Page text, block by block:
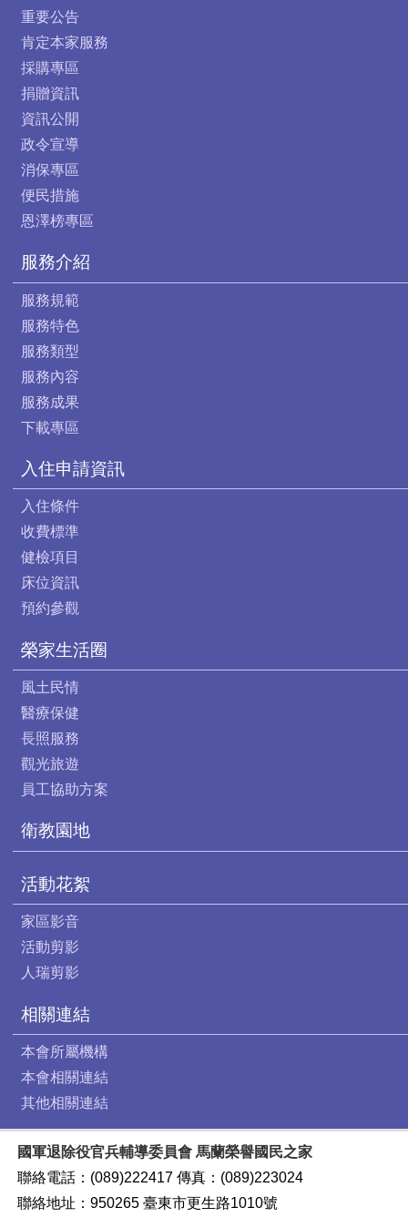
重要公告
肯定本家服務
採購專區
捐贈資訊
資訊公開
政令宣導
消保專區
便民措施
恩澤榜專區
服務介紹
服務規範
服務特色
服務類型
服務內容
服務成果
下載專區
入住申請資訊
入住條件
收費標準
健檢項目
床位資訊
預約參觀
榮家生活圈
風土民情
醫療保健
長照服務
觀光旅遊
員工協助方案
衛教園地
活動花絮
家區影音
活動剪影
人瑞剪影
相關連結
本會所屬機構
本會相關連結
其他相關連結
國軍退除役官兵輔導委員會 馬蘭榮譽國民之家
聯絡電話：(089)222417 傳真：(089)223024
聯絡地址：950265 臺東市更生路1010號